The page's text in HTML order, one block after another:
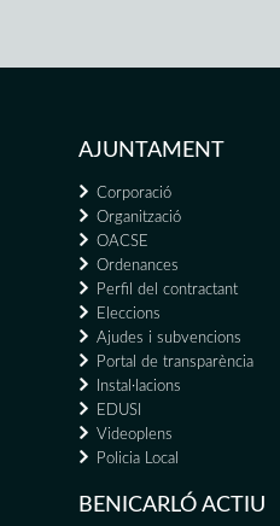
AJUNTAMENT
Corporació
Organització
OACSE
Ordenances
Perfil del contractant
Eleccions
Ajudes i subvencions
Portal de transparència
Instal·lacions
EDUSI
Videoplens
Policia Local
BENICARLÓ ACTIU